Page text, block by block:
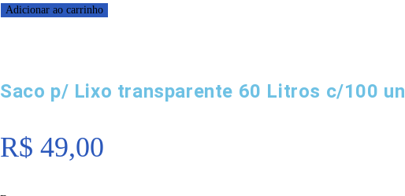
Adicionar ao carrinho
Saco p/ Lixo transparente 60 Litros c/100 un
R$ 49,00